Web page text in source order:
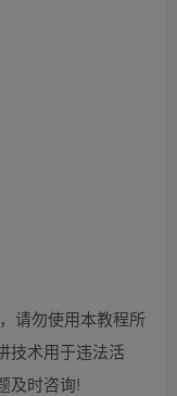
请勿使用本教程所
技术用于违法活
及时咨询!